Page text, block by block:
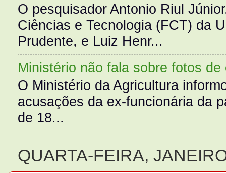
O pesquisador Antonio Riul
Ciências e Tecnologia (FCT) da
Prudente, e Luiz Henr...
Ministério não fala sobre fotos de
O Ministério da Agricultura
acusações da ex-funcionária da
de 18...
QUARTA-FEIRA,